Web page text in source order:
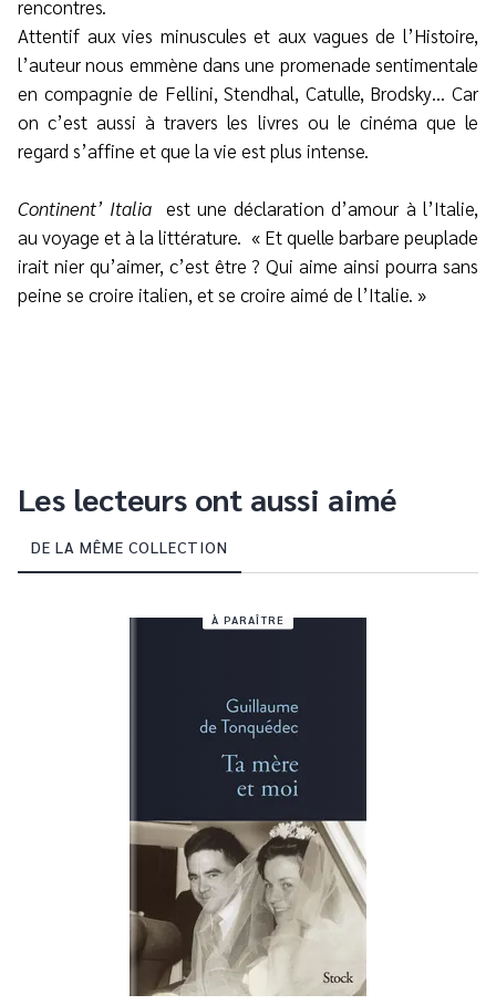
rencontres.
Attentif aux vies minuscules et aux vagues de l’Histoire,
l’auteur nous emmène dans une promenade sentimentale
en compagnie de Fellini, Stendhal, Catulle, Brodsky… Car
on c’est aussi à travers les livres ou le cinéma que le
regard s’affine et que la vie est plus intense.
Continent’ Italia est une déclaration d’amour à l’Italie,
au voyage et à la littérature. « Et quelle barbare peuplade
irait nier qu’aimer, c’est être ? Qui aime ainsi pourra sans
peine se croire italien, et se croire aimé de l’Italie. »
Les lecteurs ont aussi aimé
DE LA MÊME COLLECTION
À PARAÎTRE